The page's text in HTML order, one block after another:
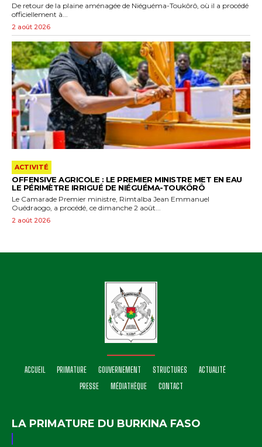
De retour de la plaine aménagée de Niéguéma-Toukôrô, où il a procédé
officiellement à...
2 août 2026
ACTIVITÉ
OFFENSIVE AGRICOLE : LE PREMIER MINISTRE MET EN EAU
LE PÉRIMÈTRE IRRIGUÉ DE NIÉGUÉMA-TOUKÔRÔ
Le Camarade Premier ministre, Rimtalba Jean Emmanuel
Ouédraogo, a procédé, ce dimanche 2 août...
2 août 2026
ACCUEIL PRIMATURE GOUVERNEMENT STRUCTURES
ACTUALITÉ
PRESSE
MÉDIATHÈQUE CONTACT
LA PRIMATURE DU BURKINA FASO